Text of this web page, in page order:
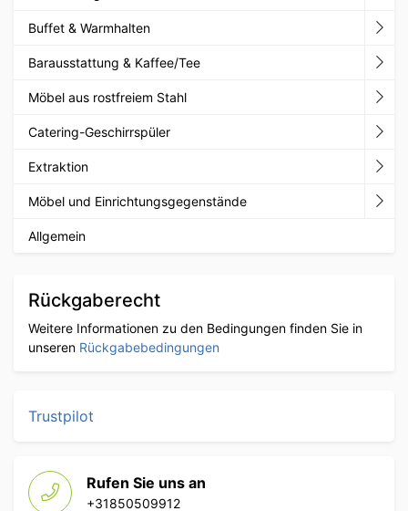
Buffet & Warmhalten
Barausstattung & Kaffee/Tee
Möbel aus rostfreiem Stahl
Catering-Geschirrspüler
Extraktion
Möbel und Einrichtungsgegenstände
Allgemein
Rückgaberecht
Weitere Informationen zu den Bedingungen finden Sie in
unseren Rückgabebedingungen
Trustpilot
Rufen Sie uns an
+31850509912